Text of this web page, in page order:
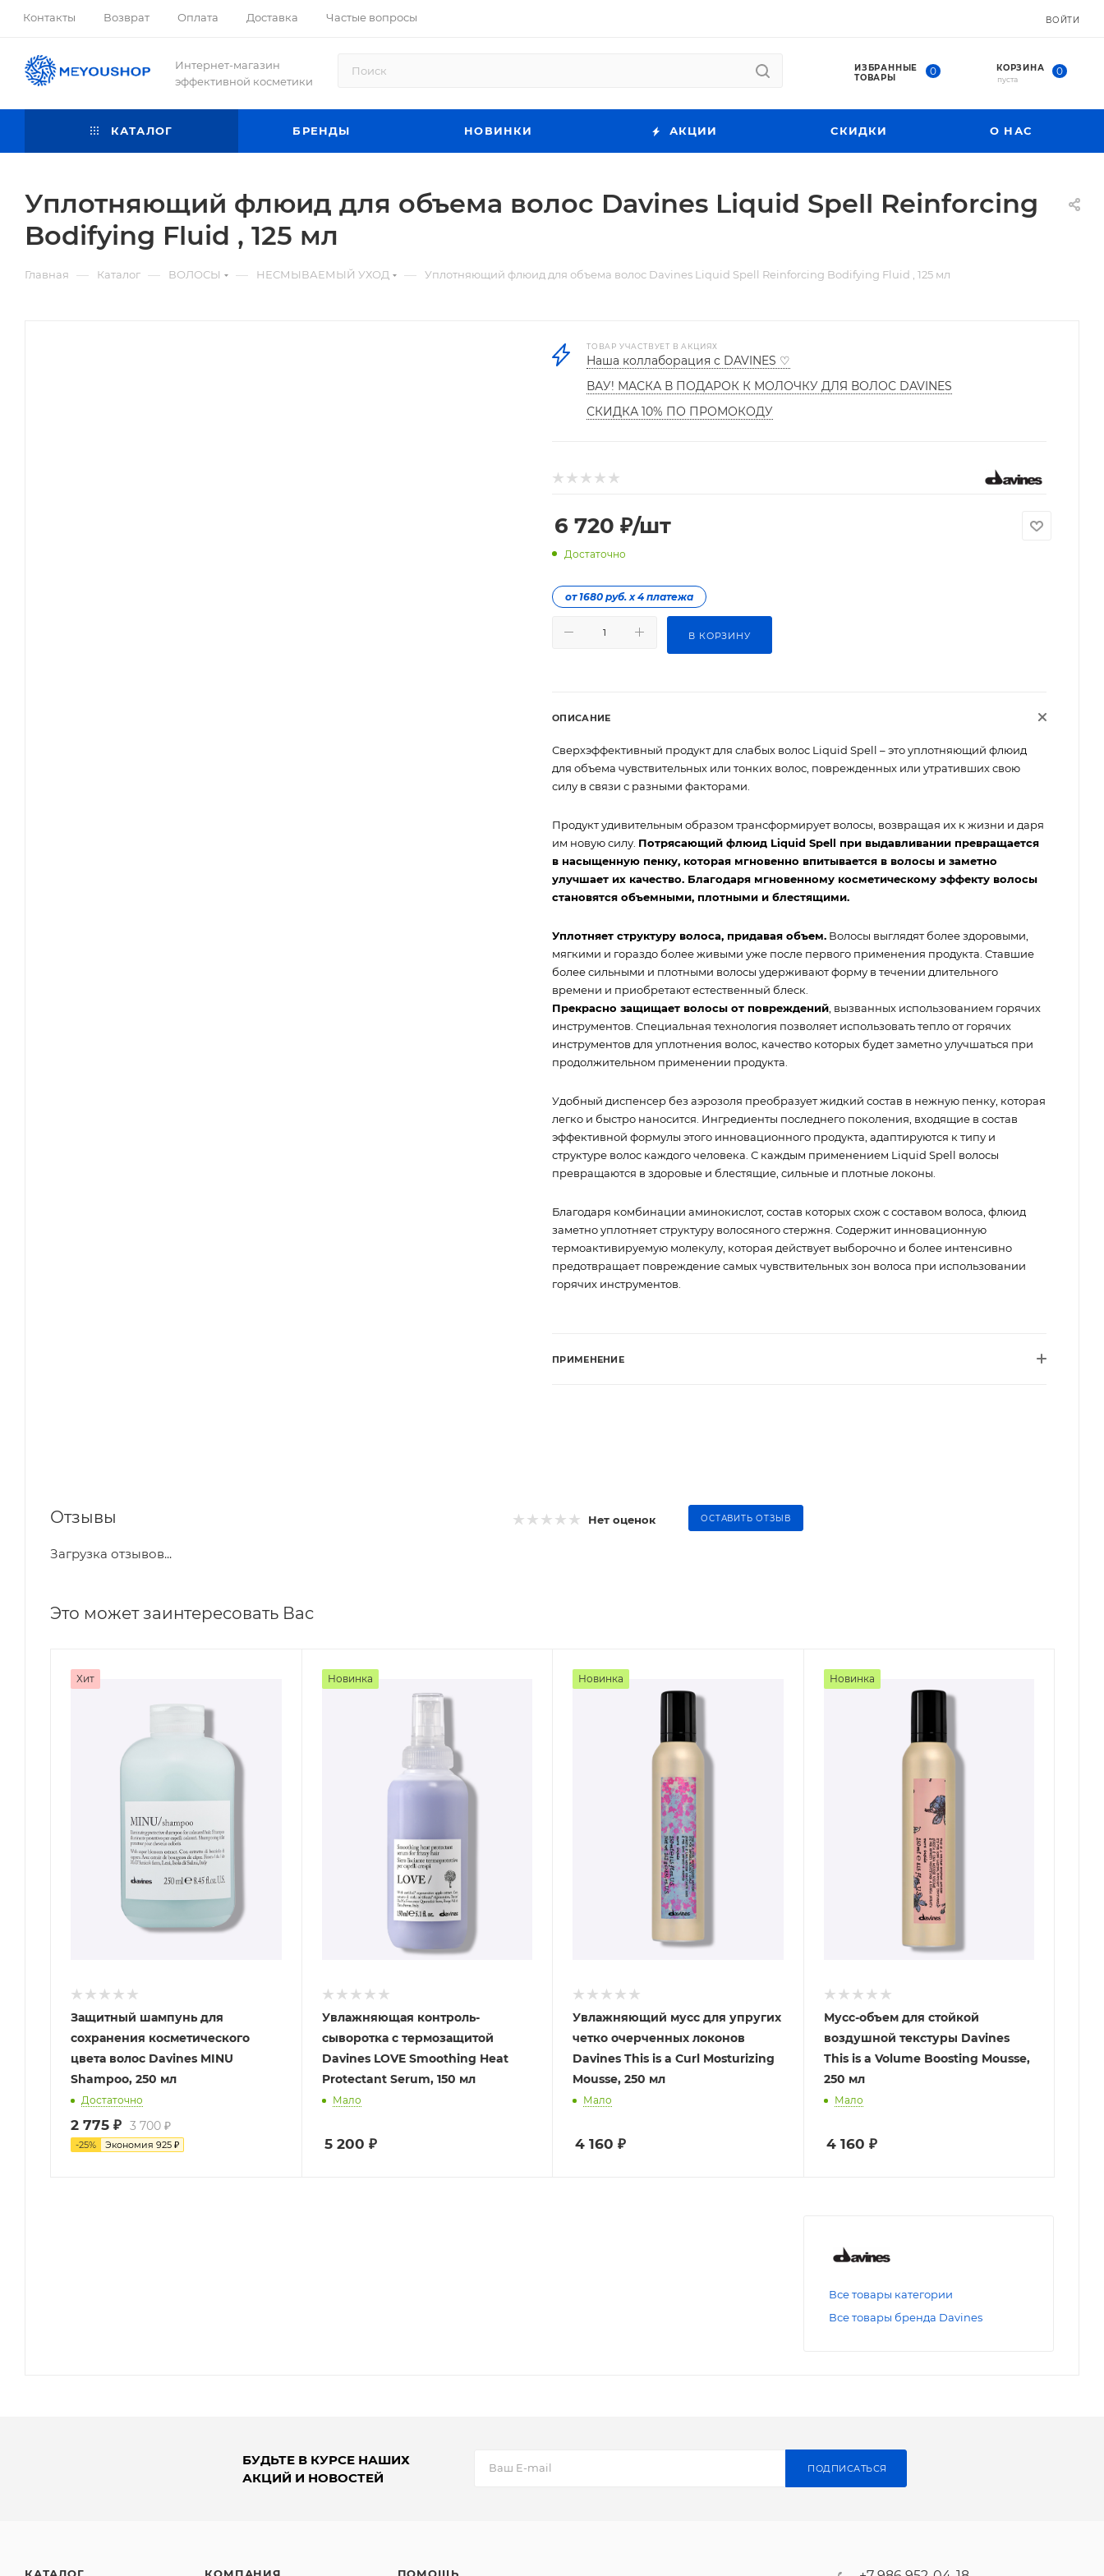
Контакты Возврат Оплата Доставка Частые вопросы ВОЙТИ
Интернет-магазин
эффективной косметики
ИЗБРАННЫЕ
ТОВАРЫ
0 КОРЗИНА 0
пуста
КАТАЛОГ БРЕНДЫ НОВИНКИ АКЦИИ СКИДКИ О НАС
Уплотняющий флюид для объема волос Davines Liquid Spell Reinforcing
Bodifying Fluid , 125 мл
Главная — Каталог — ВОЛОСЫ — НЕСМЫВАЕМЫЙ УХОД — Уплотняющий флюид для объема волос Davines Liquid Spell Reinforcing Bodifying Fluid , 125 мл
ТОВАР УЧАСТВУЕТ В АКЦИЯХ
Наша коллаборация с DAVINES ♡
ВАУ! МАСКА В ПОДАРОК К МОЛОЧКУ ДЛЯ ВОЛОС DAVINES
СКИДКА 10% ПО ПРОМОКОДУ
6 720 ₽/шт
Достаточно
от 1680 руб. х 4 платежа
В КОРЗИНУ
ОПИСАНИЕ
Сверхэффективный продукт для слабых волос Liquid Spell – это уплотняющий флюид
для объема чувствительных или тонких волос, поврежденных или утративших свою
силу в связи с разными факторами.
Продукт удивительным образом трансформирует волосы, возвращая их к жизни и даря
им новую силу. Потрясающий флюид Liquid Spell при выдавливании превращается
в насыщенную пенку, которая мгновенно впитывается в волосы и заметно
улучшает их качество. Благодаря мгновенному косметическому эффекту волосы
становятся объемными, плотными и блестящими.
Уплотняет структуру волоса, придавая объем. Волосы выглядят более здоровыми,
мягкими и гораздо более живыми уже после первого применения продукта. Ставшие
более сильными и плотными волосы удерживают форму в течении длительного
времени и приобретают естественный блеск.
Прекрасно защищает волосы от повреждений , вызванных использованием горячих
инструментов. Специальная технология позволяет использовать тепло от горячих
инструментов для уплотнения волос, качество которых будет заметно улучшаться при
продолжительном применении продукта.
Удобный диспенсер без аэрозоля преобразует жидкий состав в нежную пенку, которая
легко и быстро наносится. Ингредиенты последнего поколения, входящие в состав
эффективной формулы этого инновационного продукта, адаптируются к типу и
структуре волос каждого человека. С каждым применением Liquid Spell волосы
превращаются в здоровые и блестящие, сильные и плотные локоны.
Благодаря комбинации аминокислот, состав которых схож с составом волоса, флюид
заметно уплотняет структуру волосяного стержня. Содержит инновационную
термоактивируемую молекулу, которая действует выборочно и более интенсивно
предотвращает повреждение самых чувствительных зон волоса при использовании
горячих инструментов.
ПРИМЕНЕНИЕ
Отзывы Нет оценок ОСТАВИТЬ ОТЗЫВ
Загрузка отзывов...
Это может заинтересовать Вас
Хит
Защитный шампунь для
сохранения косметического
цвета волос Davines MINU
Shampoo, 250 мл
Достаточно
2 775 ₽ 3 700 ₽
-25% Экономия 925 ₽
Новинка
Увлажняющая контроль-
сыворотка с термозащитой
Davines LOVE Smoothing Heat
Protectant Serum, 150 мл
Мало
5 200 ₽
Новинка
Увлажняющий мусс для упругих
четко очерченных локонов
Davines This is a Curl Mosturizing
Mousse, 250 мл
Мало
4 160 ₽
Новинка
Мусс-объем для стойкой
воздушной текстуры Davines
This is a Volume Boosting Mousse,
250 мл
Мало
4 160 ₽
Все товары категории
Все товары бренда Davines
БУДЬТЕ В КУРСЕ НАШИХ
АКЦИЙ И НОВОСТЕЙ
ПОДПИСАТЬСЯ